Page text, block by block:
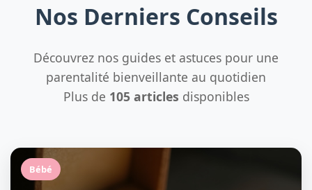
Nos Derniers Conseils
Découvrez nos guides et astuces pour une
parentalité bienveillante au quotidien
Plus de 105 articles disponibles
Bébé